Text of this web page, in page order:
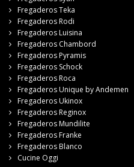
Fregaderos Teka
Fregaderos Rodi
Fregaderos Luisina
Fregaderos Chambord
Fregaderos Pyramis
Fregaderos Schock
Fregaderos Roca
Fregaderos Unique by Andemen
Fregaderos Ukinox
Fregaderos Reginox
Fregaderos Mundilite
Fregaderos Franke
Fregaderos Blanco
Cucine Oggi